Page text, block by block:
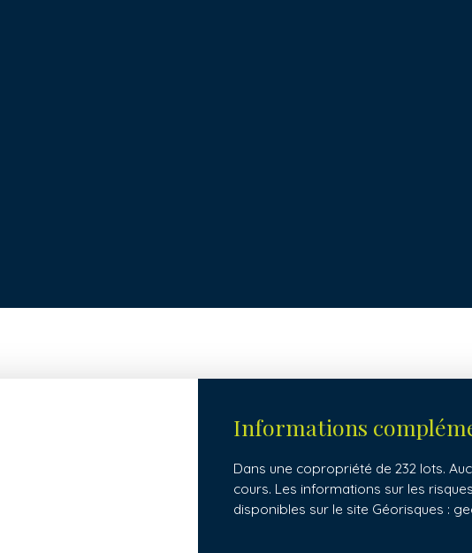
Informations
Dans une copropriété de 232 lots.
cours. Les informations sur les
disponibles sur le site Géorisques :